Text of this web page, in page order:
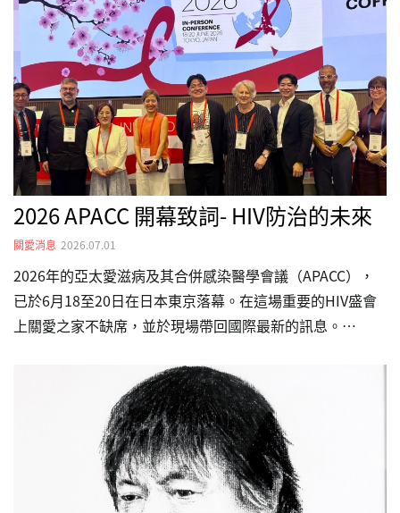
會，1986年開始投入愛滋感染者社區臨床照顧工作，近年
也展開弱勢移工婦女及其子女的照顧服務。首日議程中包括
「在轉型時期重新思考全球愛滋病應對措施」、「抗愛滋病
毒藥物傳遞方式：創新與真實世界證據」等議題。…
2026 APACC 開幕致詞- HIV防治的未來
關愛消息 2026.07.01
2026年的亞太愛滋病及其合併感染醫學會議（APACC），
已於6月18至20日在日本東京落幕。在這場重要的HIV盛會
上關愛之家不缺席，並於現場帶回國際最新的訊息。
事，為APACC2026的開幕致詞，主題為「HIV防治的未
來」。----------------------------------------------------
Eamonn Murphy：亞太地區自 2010 年以來，HIV新感染病
例下降 21%，有九個國家的感染病例不降反升。在部分國
家的新感染者，近五成集中於年輕族群。面臨的主要壓力包
括預防創新（如 PrEP）…